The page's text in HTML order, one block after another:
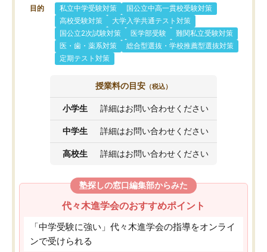
目的 私立中学受験対策
国公立中高一貫校受験対策
高校受験対策
大学入学共通テスト対策
国公立2次試験対策
医学部受験
難関私立受験対策
医・歯・薬系対策
総合型選抜・学校推薦型選抜対策
定期テスト対策
授業料の目安 （税込）
小学生 詳細はお問い合わせください
中学生 詳細はお問い合わせください
高校生 詳細はお問い合わせください
塾探しの窓口編集部からみた
代々木進学会のおすすめポイント
「中学受験に強い」代々木進学会の指導をオンライ
ンで受けられる